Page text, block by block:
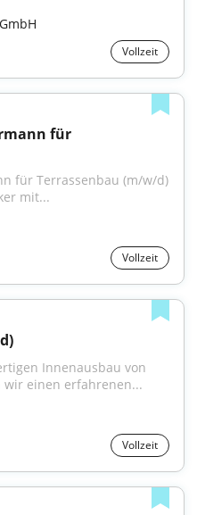
Vollzeit
für
für Terrassenbau (m⁠/⁠w⁠/⁠d)
mit...
Vollzeit
Innenausbau von
wir einen erfahrenen...
Vollzeit